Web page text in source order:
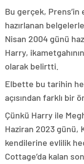
Bu gerçek,
hazırlanan
Nisan 2004 günü
Harry,
olarak belirtti.
Elbette bu tarihin
açısından farklı bir
Çünkü Harry ile
Haziran 2023 günü,
kendilerine evlilik
Cottage’da kalan